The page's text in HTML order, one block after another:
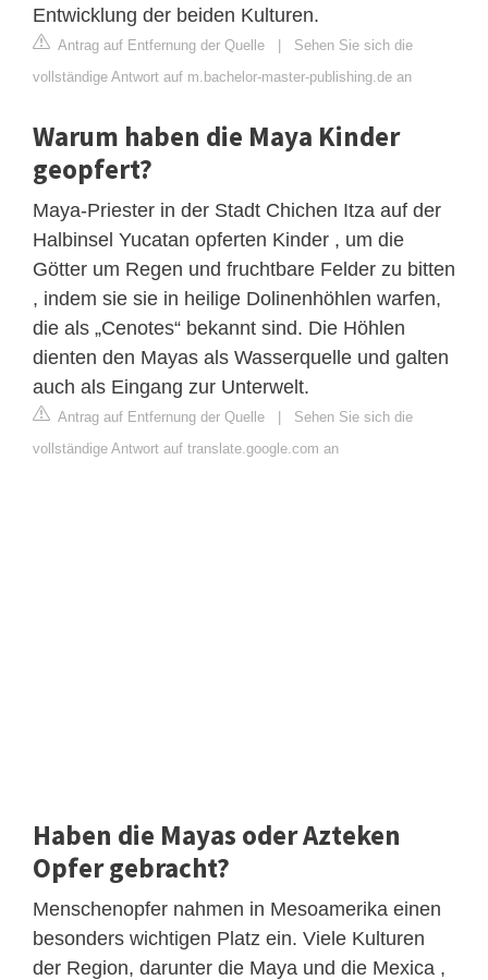
Entwicklung der beiden Kulturen.
Antrag auf Entfernung der Quelle | Sehen Sie sich die
vollständige Antwort auf m.bachelor-master-publishing.de an
Warum haben die Maya Kinder
geopfert?
Maya-Priester in der Stadt Chichen Itza auf der
Halbinsel Yucatan opferten Kinder , um die
Götter um Regen und fruchtbare Felder zu bitten
, indem sie sie in heilige Dolinenhöhlen warfen,
die als „Cenotes“ bekannt sind. Die Höhlen
dienten den Mayas als Wasserquelle und galten
auch als Eingang zur Unterwelt.
Antrag auf Entfernung der Quelle | Sehen Sie sich die
vollständige Antwort auf translate.google.com an
Haben die Mayas oder Azteken
Opfer gebracht?
Menschenopfer nahmen in Mesoamerika einen
besonders wichtigen Platz ein. Viele Kulturen
der Region, darunter die Maya und die Mexica ,